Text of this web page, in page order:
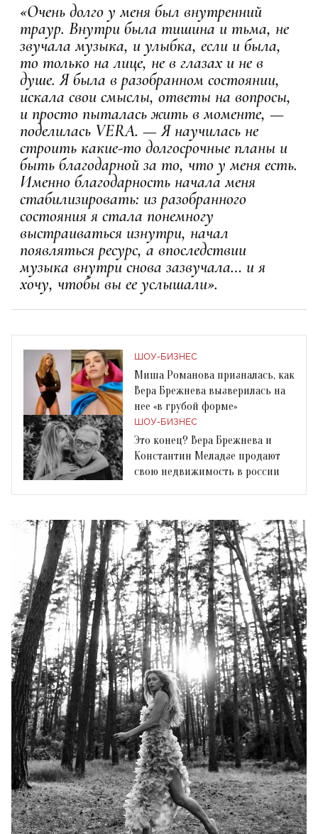
«Очень долго у меня был внутренний
траур. Внутри была тишина и тьма, не
звучала музыка, и улыбка, если и была,
то только на лице, не в глазах и не в
душе. Я была в разобранном состоянии,
искала свои смыслы, ответы на вопросы,
и просто пыталась жить в моменте, —
поделилась VERA. — Я научилась не
строить какие-то долгосрочные планы и
быть благодарной за то, что у меня есть.
Именно благодарность начала меня
стабилизировать: из разобранного
состояния я стала понемногу
выстраиваться изнутри, начал
появляться ресурс, а впоследствии
музыка внутри снова зазвучала… и я
хочу, чтобы вы ее услышали».
ШОУ-БИЗНЕС
Миша Романова призналась, как
Вера Брежнева вызверилась на
нее «в грубой форме»
ШОУ-БИЗНЕС
Это конец? Вера Брежнева и
Константин Меладзе продают
свою недвижимость в россии